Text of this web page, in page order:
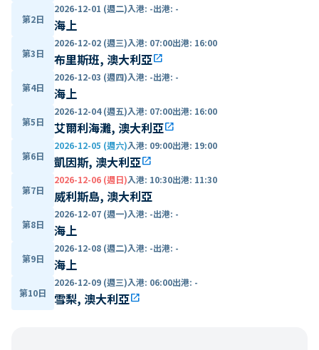
第2日
2026-12-01 (週二)入港: -出港: -
海上
第3日
2026-12-02 (週三)入港: 07:00出港: 16:00
布里斯班, 澳大利亞open_in_new
第4日
2026-12-03 (週四)入港: -出港: -
海上
第5日
2026-12-04 (週五)入港: 07:00出港: 16:00
艾爾利海灘, 澳大利亞open_in_new
第6日
2026-12-05 (週六)入港: 09:00出港: 19:00
凱因斯, 澳大利亞open_in_new
第7日
2026-12-06 (週日)入港: 10:30出港: 11:30
威利斯島, 澳大利亞
第8日
2026-12-07 (週一)入港: -出港: -
海上
第9日
2026-12-08 (週二)入港: -出港: -
海上
第10日
2026-12-09 (週三)入港: 06:00出港: -
雪梨, 澳大利亞open_in_new